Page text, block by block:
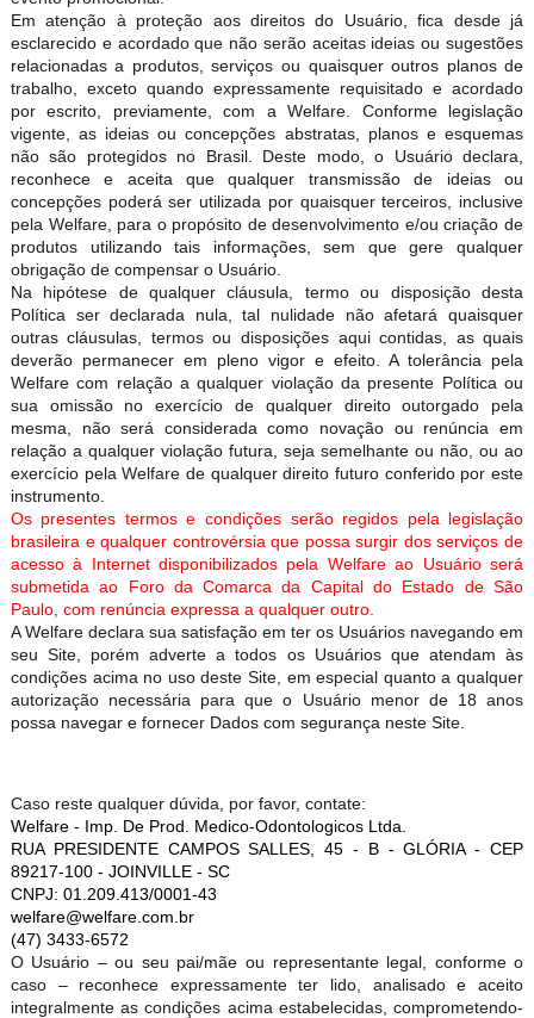
Em atenção à proteção aos direitos do Usuário, fica desde já
esclarecido e acordado que não serão aceitas ideias ou sugestões
relacionadas a produtos, serviços ou quaisquer outros planos de
trabalho, exceto quando expressamente requisitado e acordado
por escrito, previamente, com a Welfare. Conforme legislação
vigente, as ideias ou concepções abstratas, planos e esquemas
não são protegidos no Brasil. Deste modo, o Usuário declara,
reconhece e aceita que qualquer transmissão de ideias ou
concepções poderá ser utilizada por quaisquer terceiros, inclusive
pela Welfare, para o propósito de desenvolvimento e/ou criação de
produtos utilizando tais informações, sem que gere qualquer
obrigação de compensar o Usuário.
Na hipótese de qualquer cláusula, termo ou disposição desta
Política ser declarada nula, tal nulidade não afetará quaisquer
outras cláusulas, termos ou disposições aqui contidas, as quais
deverão permanecer em pleno vigor e efeito. A tolerância pela
Welfare com relação a qualquer violação da presente Política ou
sua omissão no exercício de qualquer direito outorgado pela
mesma, não será considerada como novação ou renúncia em
relação a qualquer violação futura, seja semelhante ou não, ou ao
exercício pela Welfare de qualquer direito futuro conferido por este
instrumento.
Os presentes termos e condições serão regidos pela legislação
brasileira e qualquer controvérsia que possa surgir dos serviços de
acesso à Internet disponibilizados pela Welfare ao Usuário será
submetida ao Foro da Comarca da Capital do Estado de São
Paulo, com renúncia expressa a qualquer outro.
A Welfare declara sua satisfação em ter os Usuários navegando em
seu Site, porém adverte a todos os Usuários que atendam às
condições acima no uso deste Site, em especial quanto a qualquer
autorização necessária para que o Usuário menor de 18 anos
possa navegar e fornecer Dados com segurança neste Site.
Caso reste qualquer dúvida, por favor, contate:
Welfare - Imp. De Prod. Medico-Odontologicos Ltda.
RUA PRESIDENTE CAMPOS SALLES, 45 - B - GLÓRIA - CEP
89217-100 - JOINVILLE - SC
CNPJ: 01.209.413/0001-43
welfare@welfare.com.br
(47) 3433-6572
O Usuário – ou seu pai/mãe ou representante legal, conforme o
caso – reconhece expressamente ter lido, analisado e aceito
integralmente as condições acima estabelecidas, comprometendo-